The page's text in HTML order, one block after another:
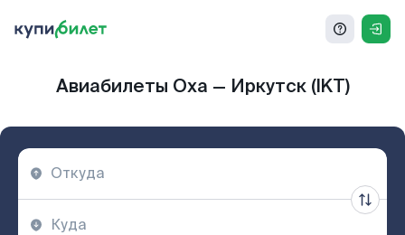
Авиабилеты Оха — Иркутск (IKT)